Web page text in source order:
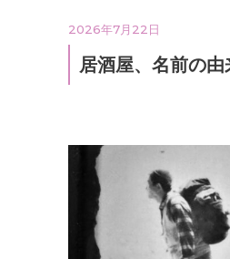
2026年7月22日
居酒屋、名前の由